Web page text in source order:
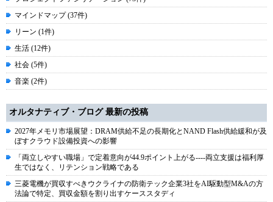
マインドマップ (37件)
リーン (1件)
生活 (12件)
社会 (5件)
音楽 (2件)
オルタナティブ・ブログ 最新の投稿
2027年メモリ市場展望：DRAM供給不足の長期化とNAND Flash供給緩和が及
ぼすクラウド設備投資への影響
「両立しやすい職場」で定着意向が44.9ポイント上がる----両立支援は福利厚
生ではなく、リテンション戦略である
三菱電機が買収すべきウクライナの防衛テック企業3社をAI駆動型M&Aの方
法論で特定、買収金額を割り出すケーススタディ